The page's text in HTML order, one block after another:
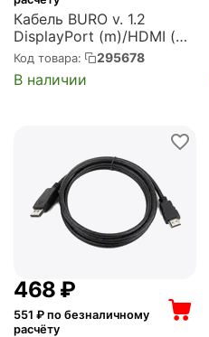
Кабель BURO v. 1.2
DisplayPort (m)/HDMI (m)
2м. Позолоченные
контакты черный (BHP
DPP_HDMI-2)
Код товара: 295678
В наличии
‍468‍ ₽
551 ₽ по безналичному
расчёту